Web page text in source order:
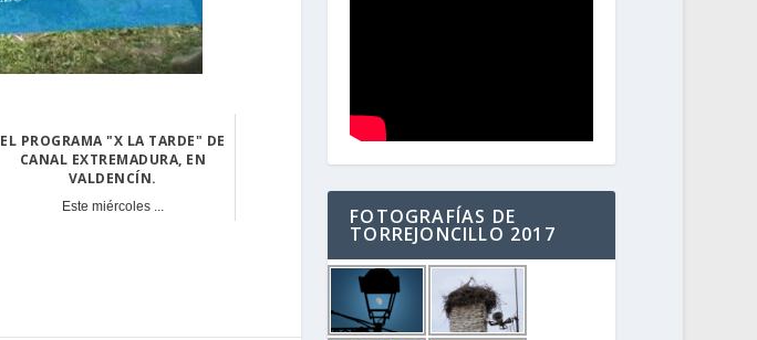
EL PROGRAMA "X LA TARDE" DE
CANAL EXTREMADURA, EN
VALDENCÍN.
Este miércoles ... FOTOGRAFÍAS DE
TORREJONCILLO 2017